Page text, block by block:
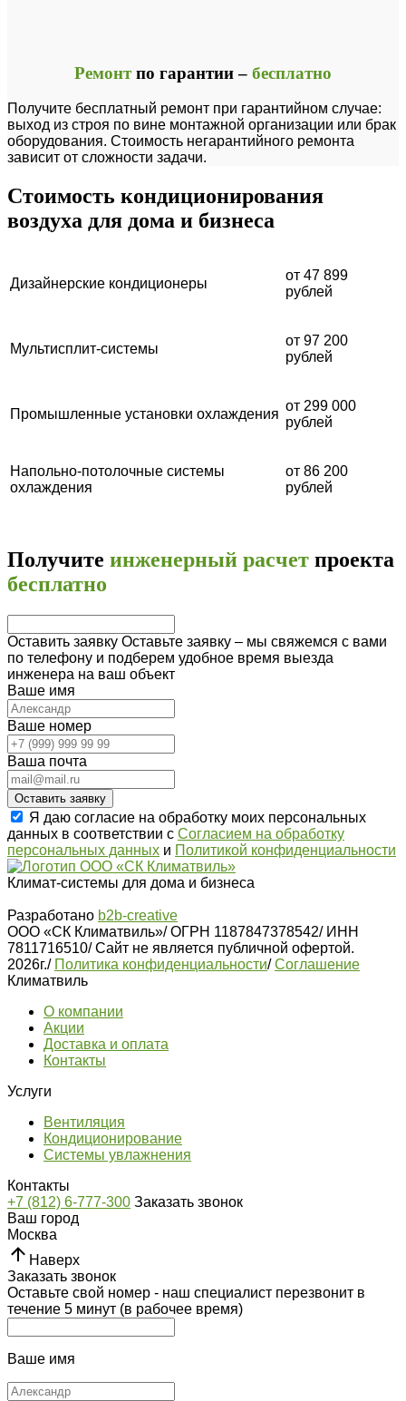
Ремонт по гарантии – бесплатно
Получите бесплатный ремонт при гарантийном случае:
выход из строя по вине монтажной организации или брак
оборудования. Стоимость негарантийного ремонта
зависит от сложности задачи.
Стоимость кондиционирования
воздуха для дома и бизнеса
Дизайнерские кондиционеры
от 47 899
рублей
Мультисплит-системы
от 97 200
рублей
Промышленные установки охлаждения
от 299 000
рублей
Напольно-потолочные системы
охлаждения
от 86 200
рублей
Получите инженерный расчет проекта
бесплатно
Оставить заявку Оставьте заявку – мы свяжемся с вами
по телефону и подберем удобное время выезда
инженера на ваш объект
Ваше имя
Ваше номер
Вашa почта
Оставить заявку
Я даю согласие на обработку моих персональных
данных в соответствии с Согласием на обработку
персональных данных и Политикой конфиденциальности
Климат-системы для дома и бизнеса
Разработано b2b-creative
ООО «СК Климатвиль»/ОГРН 1187847378542/ИНН
7811716510/Сайт не является публичной офертой.
2026г./ Политика конфиденциальности/ Соглашение
Климатвиль
О компании
Акции
Доставка и оплата
Контакты
Услуги
Вентиляция
Кондиционирование
Системы увлажнения
Контакты
+7 (812) 6-777-300 Заказать звонок
Ваш город
Москва
Наверх
Заказать звонок
Оставьте свой номер - наш специалист перезвонит в
течение 5 минут (в рабочее время)
Ваше имя